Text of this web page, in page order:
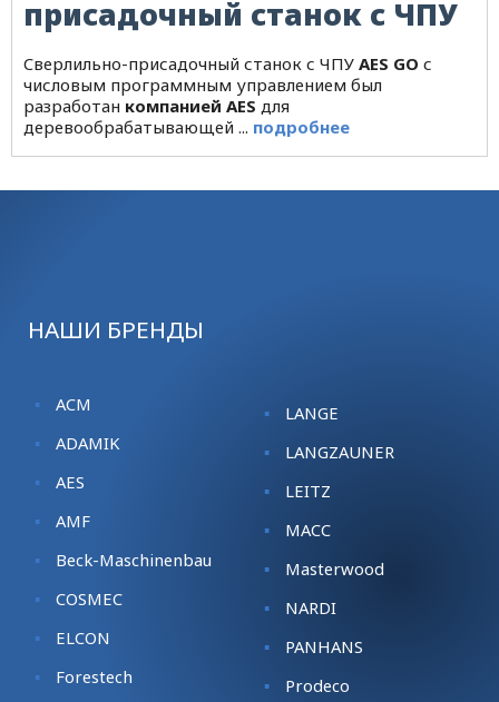
присадочный станок с ЧПУ
Cверлильно-присадочный станок с ЧПУ AES GO с
числовым программным управлением был
разработан компанией AES для
деревообрабатывающей ... подробнее
НАШИ БРЕНДЫ
ACM
ADAMIK
AES
AMF
Beck-Maschinenbau
COSMEC
ELCON
Forestech
LANGE
LANGZAUNER
LEITZ
MACC
Masterwood
NARDI
PANHANS
Prodeco